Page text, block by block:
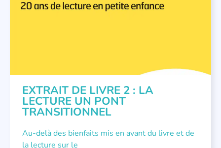
NOUS AVONS PUBLIÉ
EXTRAIT DE LIVRE 2 : LA
LECTURE UN PONT
TRANSITIONNEL
Au-delà des bienfaits mis en avant du livre et de
la lecture sur le